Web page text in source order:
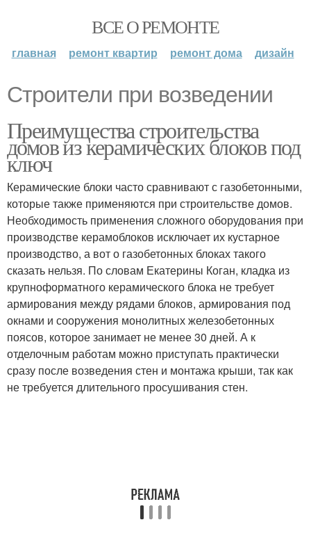
ВСЕ О РЕМОНТЕ
главная ремонт квартир ремонт дома дизайн
Строители при возведении
Преимущества строительства
домов из керамических блоков под
ключ
Керамические блоки часто сравнивают с газобетонными,
которые также применяются при строительстве домов.
Необходимость применения сложного оборудования при
производстве керамоблоков исключает их кустарное
производство, а вот о газобетонных блоках такого
сказать нельзя. По словам Екатерины Коган, кладка из
крупноформатного керамического блока не требует
армирования между рядами блоков, армирования под
окнами и сооружения монолитных железобетонных
поясов, которое занимает не менее 30 дней. А к
отделочным работам можно приступать практически
сразу после возведения стен и монтажа крыши, так как
не требуется длительного просушивания стен.